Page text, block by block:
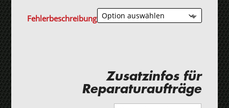
Fehlerbeschreibung
Zusatzinfos für
Reparaturaufträge